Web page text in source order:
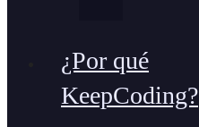
¿Por qué
KeepCoding?